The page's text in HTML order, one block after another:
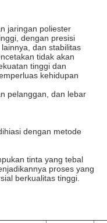
jaringan poliester
dengan presisi
dan stabilitas
tidak akan
tinggi dan
kehidupan
pelanggan, dan lebar
dengan metode
tinta yang tebal
proses yang
berkualitas tinggi.